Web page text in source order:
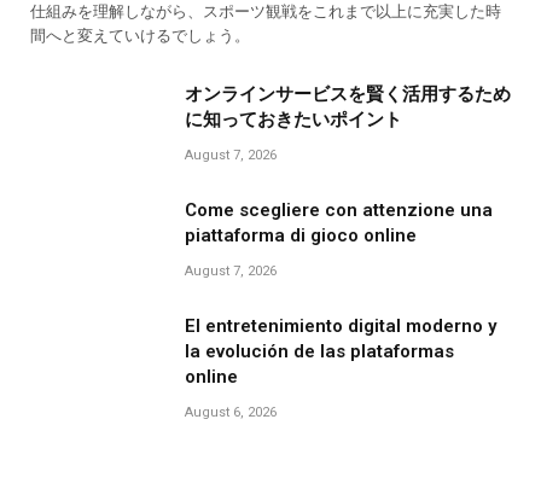
仕組みを理解しながら、スポーツ観戦をこれまで以上に充実した時
間へと変えていけるでしょう。
オンラインサービスを賢く活用するため
に知っておきたいポイント
August 7, 2026
Come scegliere con attenzione una
piattaforma di gioco online
August 7, 2026
El entretenimiento digital moderno y
la evolución de las plataformas
online
August 6, 2026